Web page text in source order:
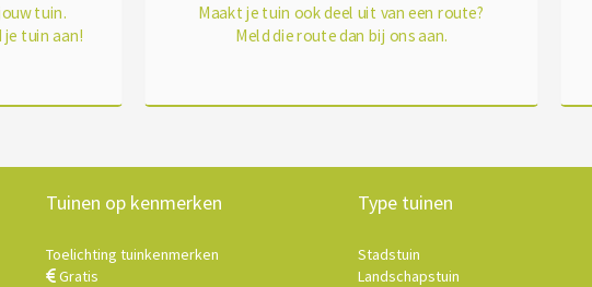
tuin.
tuin aan!
Maakt je tuin ook deel uit van een route?
Meld die route dan bij ons aan.
Tuinen op kenmerken
Toelichting tuinkenmerken
Gratis
Type tuinen
Stadstuin
Landschapstuin